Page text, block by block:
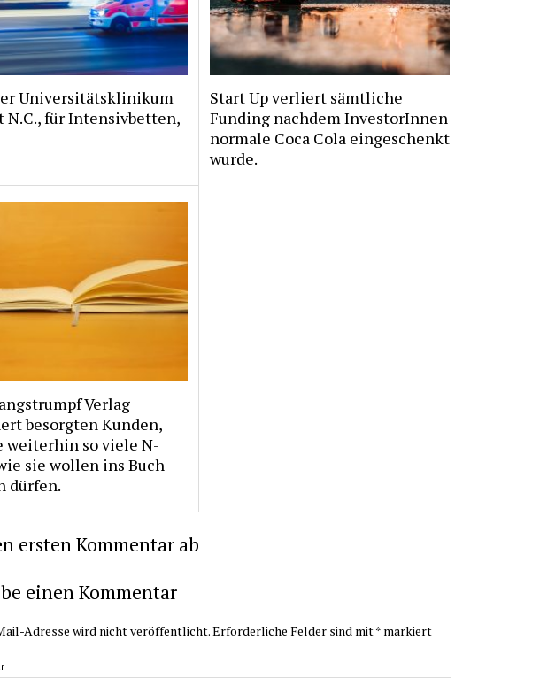
Universitätsklinikum
N.C., für Intensivbetten,
Start Up verliert sämtliche
Funding nachdem InvestorInnen
normale Coca Cola eingeschenkt
wurde.
Verlag
besorgten Kunden,
weiterhin so viele N-
sie wollen ins Buch
dürfen.
ersten Kommentar ab
einen Kommentar
Adresse wird nicht veröffentlicht.Erforderliche Felder sind mit*markiert